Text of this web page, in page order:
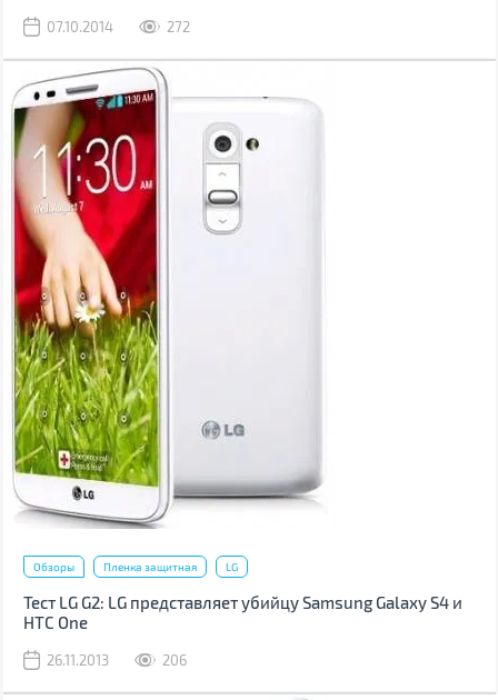
07.10.2014 272
Обзоры Пленка защитная LG
Тест LG G2: LG представляет убийцу Samsung Galaxy S4 и
HTC One
26.11.2013 206